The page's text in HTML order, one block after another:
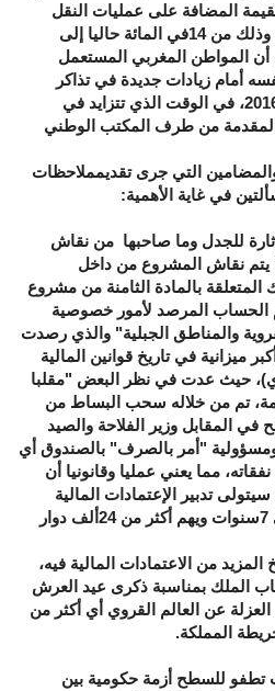
المضافة على عمليات النقل
السككي للبضائع والمسافرين، وذلك من 14في المائة حاليا إلى
أن المواطن المغربي المستعمل
أمام زيادات جديدة في تذاكر
القطارات بداية من فاتح يناير 2016، في الوقت الذي تتزايد في
من طرف المكتب الوطني
التي جرى تقديمملاحظات
في غاية الأهمية:
للجدل وما صاحبها من نقاش
نقاش المشروع من داخل
المتعلقة بالمادة الثامنة من مشروع
، والتي تهم الحساب المرصد لأمور خصوصية
والمناطق الجبلية" والذي رصدت
مليار درهم(أكبر ميزانية في تاريخ قوانين المالية
حيث عدت في نظر البعض "مقلبا
تم من خلاله سحب البساط من
المقابل وزير الفلاحة والصيد
"أمر بالصرف" بالصندوق أي
مما يعني عمليا وقانونيا أن
تدبير الإعتمادات المالية
المرصودة للصندوق على مدى 7سنوات ويهم أكثر من 24ألف دوار
من الاعتمادات المالية فيه،
الملك بمناسبة ذكرى عيد العرش
فك العزلة عن العالم القروي أي أكثر من
.
تطفو للسطح أزمة حكومية بين